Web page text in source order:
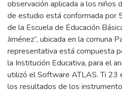
observación aplicada a los niños
de estudio está conformada por
de la Escuela de Educación
Jiménez”, ubicada en la comuna
representativa está compuesta
la Institución Educativa, para el
utilizó el Software ATLAS. Ti 23
los resultados de los